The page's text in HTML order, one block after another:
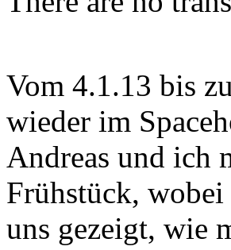
Vom 4.1.13 bis
wieder im
Andreas und ich
Frühstück,
uns gezeigt, wie